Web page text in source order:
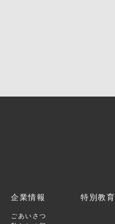
企業情報
ごあいさつ
特別教育